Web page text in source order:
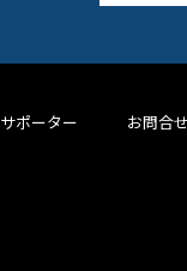
サポーター お問合せ